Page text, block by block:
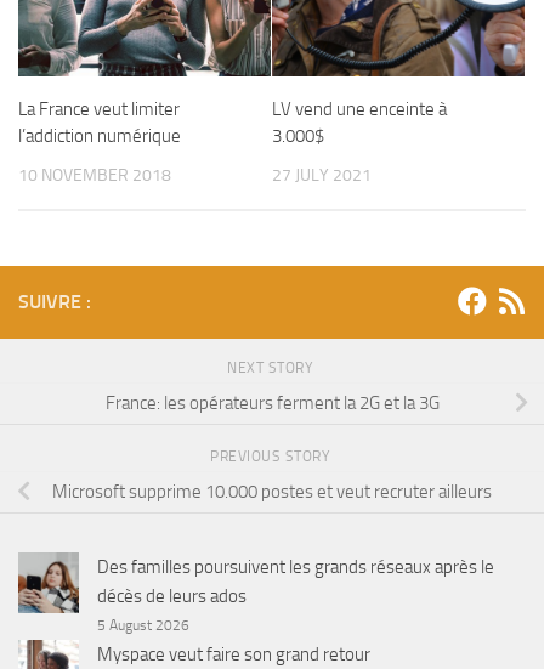
La France veut limiter
l’addiction numérique
10 NOVEMBER 2018
LV vend une enceinte à
3.000$
27 JULY 2021
SUIVRE :
NEXT STORY
France: les opérateurs ferment la 2G et la 3G
PREVIOUS STORY
Microsoft supprime 10.000 postes et veut recruter ailleurs
Des familles poursuivent les grands réseaux après le
décès de leurs ados
5 August 2026
Myspace veut faire son grand retour